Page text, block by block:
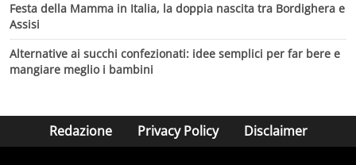
Festa della Mamma in Italia, la doppia nascita tra Bordighera e
Assisi
Alternative ai succhi confezionati: idee semplici per far bere e
mangiare meglio i bambini
Redazione Privacy Policy Disclaimer